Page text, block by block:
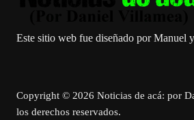
Este sitio web fue diseñado por Manuel
Copyright © 2026 Noticias de acá: por
los derechos reservados.